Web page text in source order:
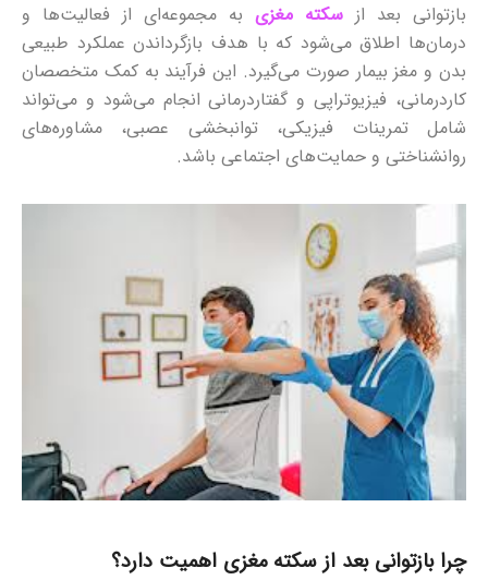
بازتوانی بعد از سکته مغزی به مجموعه‌ای از فعالیت‌ها و
درمان‌ها اطلاق می‌شود که با هدف بازگرداندن عملکرد طبیعی
بدن و مغز بیمار صورت می‌گیرد. این فرآیند به کمک متخصصان
کاردرمانی، فیزیوتراپی و گفتاردرمانی انجام می‌شود و می‌تواند
شامل تمرینات فیزیکی، توانبخشی عصبی، مشاوره‌های
روانشناختی و حمایت‌های اجتماعی باشد.
چرا بازتوانی بعد از سکته مغزی اهمیت دارد؟